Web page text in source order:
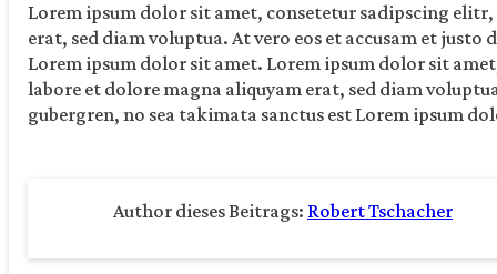
Lorem ipsum dolor sit amet, consetetur sadipscing
erat, sed diam voluptua. At vero eos et accusam et
Lorem ipsum dolor sit amet. Lorem ipsum dolor sit
labore et dolore magna aliquyam erat, sed diam
gubergren, no sea takimata sanctus est Lorem ipsum
Author dieses Beitrags: Robert Tschacher